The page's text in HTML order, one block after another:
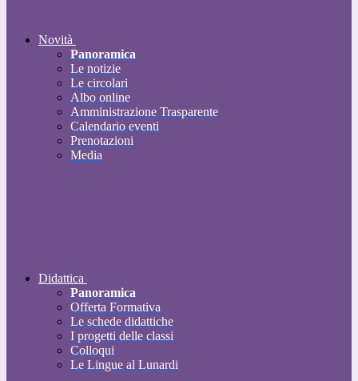
Novità
Panoramica
Le notizie
Le circolari
Albo online
Amministrazione Trasparente
Calendario eventi
Prenotazioni
Media
Didattica
Panoramica
Offerta Formativa
Le schede didattiche
I progetti delle classi
Colloqui
Le Lingue al Lunardi